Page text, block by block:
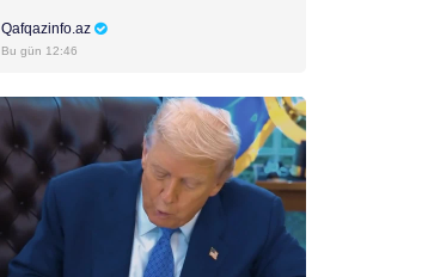
Qafqazinfo.az
Bu gün 12:46